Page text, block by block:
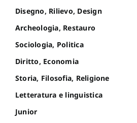
Disegno, Rilievo, Design
Archeologia, Restauro
Sociologia, Politica
Diritto, Economia
Storia, Filosofia, Religione
Letteratura e linguistica
Junior